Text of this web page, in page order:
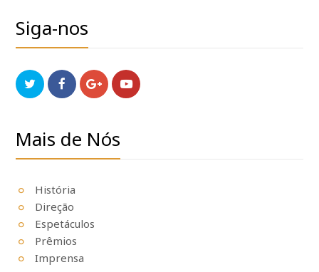
Siga-nos
Twitter FacebookGooglePlus
Youtube
Mais de Nós
História
Direção
Espetáculos
Prêmios
Imprensa